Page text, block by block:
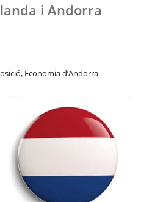
i Andorra
Economia d’Andorra